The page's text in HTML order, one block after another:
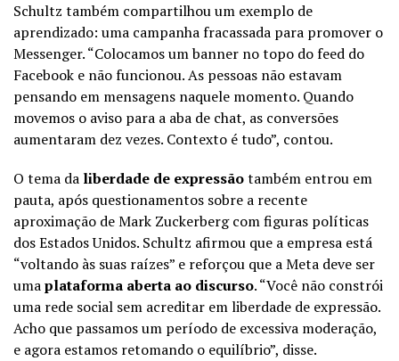
Schultz também compartilhou um exemplo de
aprendizado: uma campanha fracassada para promover o
Messenger. “Colocamos um banner no topo do feed do
Facebook e não funcionou. As pessoas não estavam
pensando em mensagens naquele momento. Quando
movemos o aviso para a aba de chat, as conversões
aumentaram dez vezes. Contexto é tudo”, contou.
O tema da liberdade de expressãotambém entrou em
pauta, após questionamentos sobre a recente
aproximação de Mark Zuckerberg com figuras políticas
dos Estados Unidos. Schultz afirmou que a empresa está
“voltando às suas raízes” e reforçou que a Meta deve ser
umaplataforma aberta ao discurso. “Você não constrói
uma rede social sem acreditar em liberdade de expressão.
Acho que passamos um período de excessiva moderação,
e agora estamos retomando o equilíbrio”, disse.